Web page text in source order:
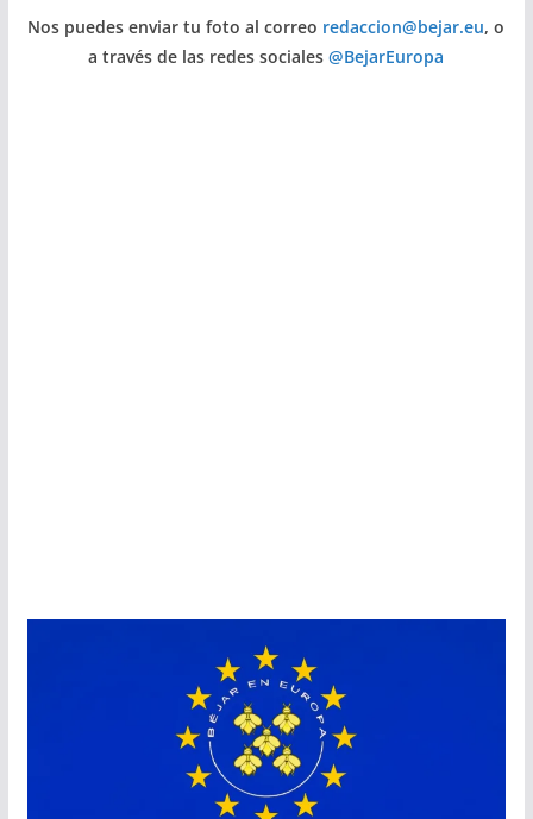
Nos puedes enviar tu foto al correo redaccion@bejar.eu, o
a través de las redes sociales@BejarEuropa